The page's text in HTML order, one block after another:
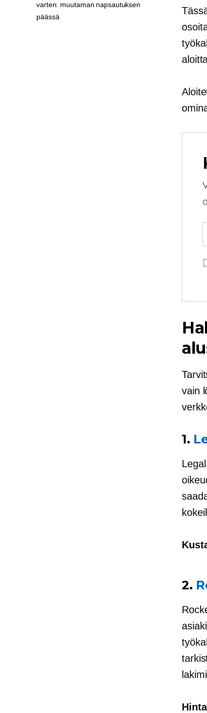
vain
1.
2.
Hinta
varten: muutaman napsautuksen
päässä